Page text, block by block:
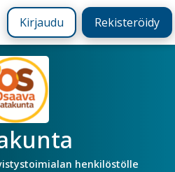
Kirjaudu Rekisteröidy
henkilöstölle